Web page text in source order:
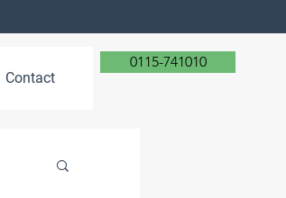
Contact
0115-741010